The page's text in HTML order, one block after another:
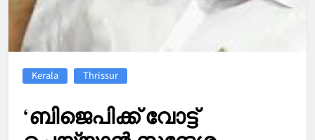
Kerala Thrissur
‘ബിജെപിക്ക് വോട്ട്